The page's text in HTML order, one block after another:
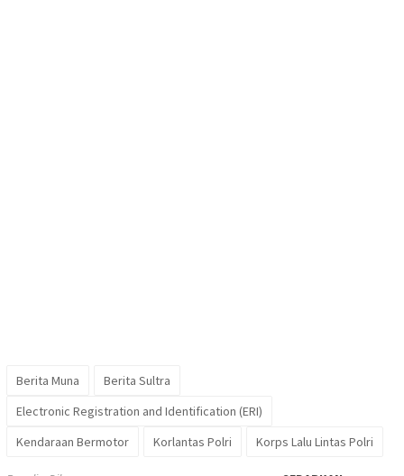
Berita Muna
Berita Sultra
Electronic Registration and Identification (ERI)
Kendaraan Bermotor
Korlantas Polri Korps Lalu Lintas Polri